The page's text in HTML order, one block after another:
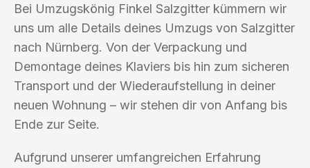
Bei Umzugskönig Finkel Salzgitter kümmern wir
uns um alle Details deines Umzugs von Salzgitter
nach Nürnberg. Von der Verpackung und
Demontage deines Klaviers bis hin zum sicheren
Transport und der Wiederaufstellung in deiner
neuen Wohnung – wir stehen dir von Anfang bis
Ende zur Seite.
Aufgrund unserer umfangreichen Erfahrung